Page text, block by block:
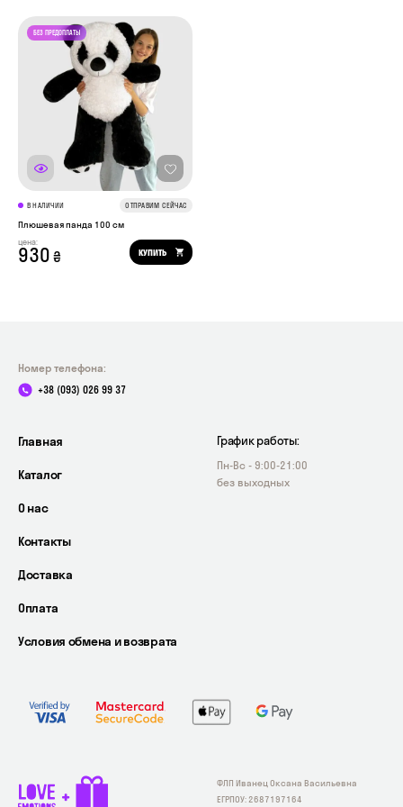
В НАЛИЧИИ ОТПРАВИМ СЕЙЧАС
Плюшевая панда 100 см
цена:
930 ₴ КУПИТЬ
Номер телефона:
+38 (093) 026 99 37
Главная
Каталог
О нас
Контакты
Доставка
Оплата
Условия обмена и возврата
График работы:
Пн-Вс - 9:00-21:00
без выходных
ФЛП Иванец Оксана Васильевна
ЕГРПОУ: 2687197164